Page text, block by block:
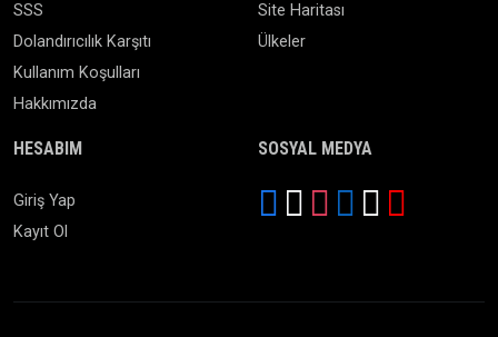
SSS
Dolandırıcılık Karşıtı
Kullanım Koşulları
Hakkımızda
Site Haritası
Ülkeler
HESABIM
Giriş Yap
Kayıt Ol
SOSYAL MEDYA